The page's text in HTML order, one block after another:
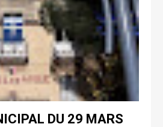
DU 29 MARS